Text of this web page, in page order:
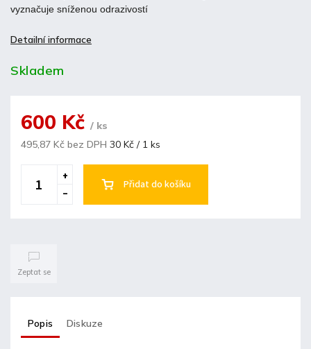
vyznačuje sníženou odrazivostí
Detailní informace
Skladem
600 Kč / ks
495,87 Kč bez DPH 30 Kč / 1 ks
Přidat do košíku
Zeptat se
Popis Diskuze